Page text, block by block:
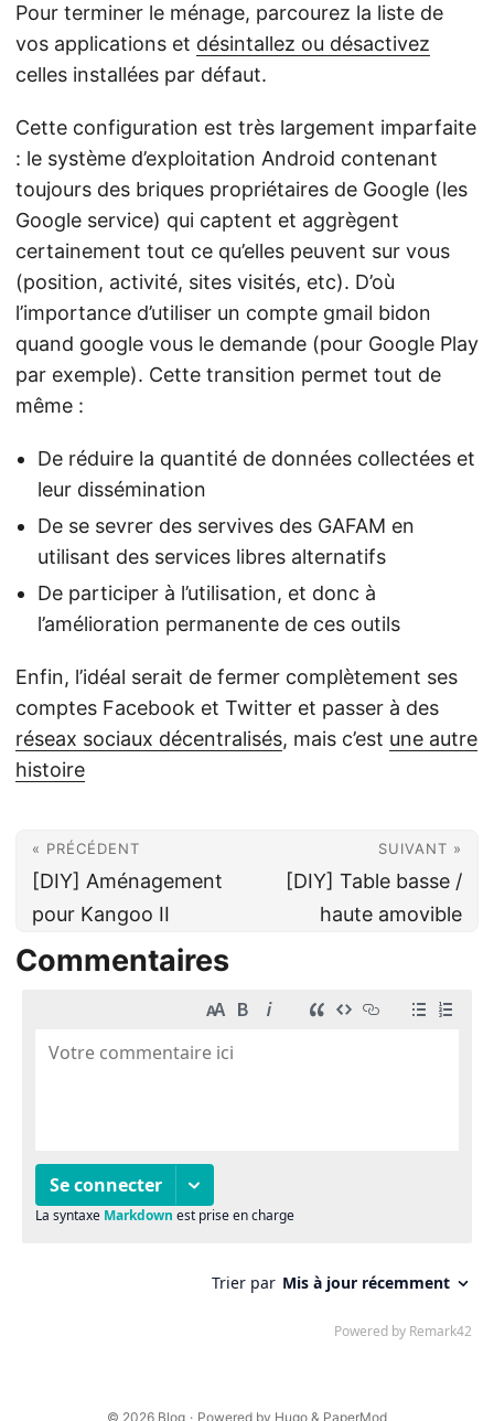
Pour terminer le ménage, parcourez la liste de
vos applications et désintallez ou désactivez
celles installées par défaut.
Cette configuration est très largement imparfaite
: le système d’exploitation Android contenant
toujours des briques propriétaires de Google (les
Google service) qui captent et aggrègent
certainement tout ce qu’elles peuvent sur vous
(position, activité, sites visités, etc). D’où
l’importance d’utiliser un compte gmail bidon
quand google vous le demande (pour Google Play
par exemple). Cette transition permet tout de
même :
De réduire la quantité de données collectées et
leur dissémination
De se sevrer des servives des GAFAM en
utilisant des services libres alternatifs
De participer à l’utilisation, et donc à
l’amélioration permanente de ces outils
Enfin, l’idéal serait de fermer complètement ses
comptes Facebook et Twitter et passer à des
réseax sociaux décentralisés, mais c’est une autre
histoire
« PRÉCÉDENT
[DIY] Aménagement
pour Kangoo II
SUIVANT »
[DIY] Table basse /
haute amovible
Commentaires
© 2026 Blog · Powered by Hugo & PaperMod